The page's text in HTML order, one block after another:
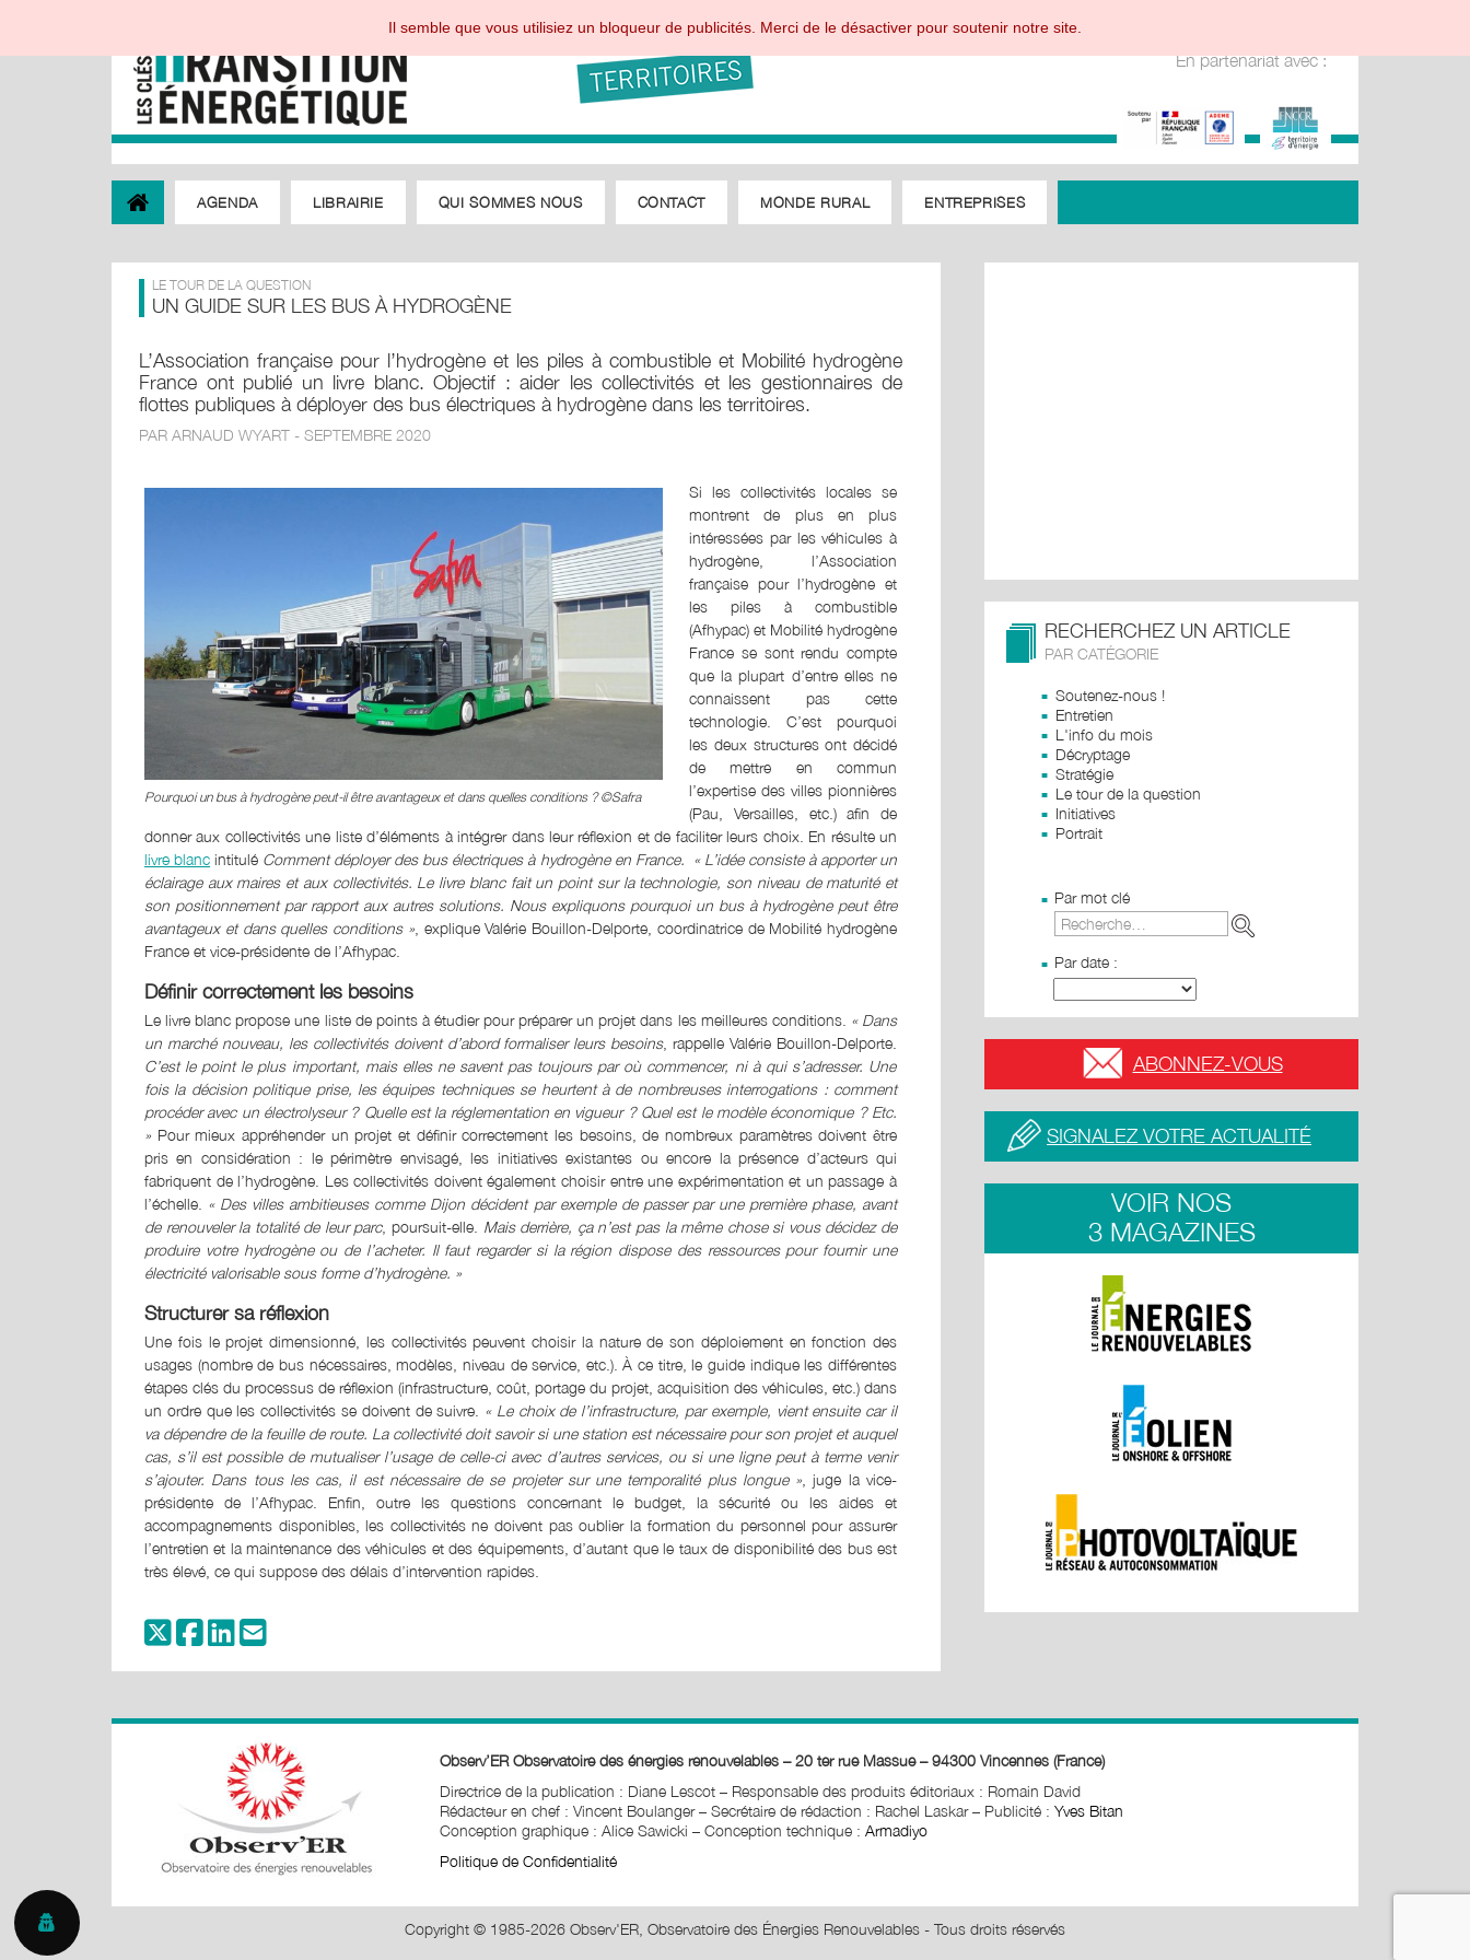
En partenariat avec :
AGENDA LIBRAIRIE QUI SOMMES NOUS CONTACT MONDE RURAL ENTREPRISES
LE TOUR DE LA QUESTION
UN GUIDE SUR LES BUS À HYDROGÈNE
L’Association française pour l’hydrogène et les piles à combustible et Mobilité hydrogène
France ont publié un livre blanc. Objectif : aider les collectivités et les gestionnaires de
flottes publiques à déployer des bus électriques à hydrogène dans les territoires.
PAR ARNAUD WYART - SEPTEMBRE 2020
Pourquoi un bus à hydrogène peut-il être avantageux et dans quelles conditions ? ©Safra
Si les collectivités locales se
montrent de plus en plus
intéressées par les véhicules à
hydrogène, l’Association
française pour l’hydrogène et
les piles à combustible
(Afhypac) et Mobilité hydrogène
France se sont rendu compte
que la plupart d’entre elles ne
connaissent pas cette
technologie. C’est pourquoi
les deux structures ont décidé
de mettre en commun
l’expertise des villes pionnières
(Pau, Versailles, etc.) afin de
donner aux collectivités une liste d’éléments à intégrer dans leur réflexion et de faciliter leurs choix. En résulte un
livre blanc intitulé Comment déployer des bus électriques à hydrogène en France. « L’idée consiste à apporter un
éclairage aux maires et aux collectivités. Le livre blanc fait un point sur la technologie, son niveau de maturité et
son positionnement par rapport aux autres solutions. Nous expliquons pourquoi un bus à hydrogène peut être
avantageux et dans quelles conditions », explique Valérie Bouillon-Delporte, coordinatrice de Mobilité hydrogène
France et vice-présidente de l’Afhypac.
Définir correctement les besoins
Le livre blanc propose une liste de points à étudier pour préparer un projet dans les meilleures conditions. « Dans
un marché nouveau, les collectivités doivent d’abord formaliser leurs besoins, rappelle Valérie Bouillon-Delporte.
C’est le point le plus important, mais elles ne savent pas toujours par où commencer, ni à qui s’adresser. Une
fois la décision politique prise, les équipes techniques se heurtent à de nombreuses interrogations : comment
procéder avec un électrolyseur ? Quelle est la réglementation en vigueur ? Quel est le modèle économique ? Etc.
» Pour mieux appréhender un projet et définir correctement les besoins, de nombreux paramètres doivent être
pris en considération : le périmètre envisagé, les initiatives existantes ou encore la présence d’acteurs qui
fabriquent de l’hydrogène. Les collectivités doivent également choisir entre une expérimentation et un passage à
l’échelle. « Des villes ambitieuses comme Dijon décident par exemple de passer par une première phase, avant
de renouveler la totalité de leur parc, poursuit-elle. Mais derrière, ça n’est pas la même chose si vous décidez de
produire votre hydrogène ou de l’acheter. Il faut regarder si la région dispose des ressources pour fournir une
électricité valorisable sous forme d’hydrogène. »
Structurer sa réflexion
Une fois le projet dimensionné, les collectivités peuvent choisir la nature de son déploiement en fonction des
usages (nombre de bus nécessaires, modèles, niveau de service, etc.). À ce titre, le guide indique les différentes
étapes clés du processus de réflexion (infrastructure, coût, portage du projet, acquisition des véhicules, etc.) dans
un ordre que les collectivités se doivent de suivre. « Le choix de l’infrastructure, par exemple, vient ensuite car il
va dépendre de la feuille de route. La collectivité doit savoir si une station est nécessaire pour son projet et auquel
cas, s’il est possible de mutualiser l’usage de celle-ci avec d’autres services, ou si une ligne peut à terme venir
s’ajouter. Dans tous les cas, il est nécessaire de se projeter sur une temporalité plus longue » , juge la vice-
présidente de l’Afhypac. Enfin, outre les questions concernant le budget, la sécurité ou les aides et
accompagnements disponibles, les collectivités ne doivent pas oublier la formation du personnel pour assurer
l’entretien et la maintenance des véhicules et des équipements, d’autant que le taux de disponibilité des bus est
très élevé, ce qui suppose des délais d’intervention rapides.
RECHERCHEZ UN ARTICLE
PAR CATÉGORIE
Soutenez-nous !
Entretien
L'info du mois
Décryptage
Stratégie
Le tour de la question
Initiatives
Portrait
Par mot clé
Par date :
ABONNEZ-VOUS
SIGNALEZ VOTRE ACTUALITÉ
VOIR NOS
3 MAGAZINES
Observ’ER Observatoire des énergies renouvelables – 20 ter rue Massue – 94300 Vincennes (France)
Directrice de la publication : Diane Lescot – Responsable des produits éditoriaux : Romain David
Rédacteur en chef : Vincent Boulanger – Secrétaire de rédaction : Rachel Laskar– Publicité : Yves Bitan
Conception graphique : Alice Sawicki – Conception technique : Armadiyo
Politique de Confidentialité
Copyright © 1985-2026 Observ'ER, Observatoire des Énergies Renouvelables - Tous droits réservés
Il semble que vous utilisiez un bloqueur de publicités. Merci de le désactiver pour soutenir notre site.